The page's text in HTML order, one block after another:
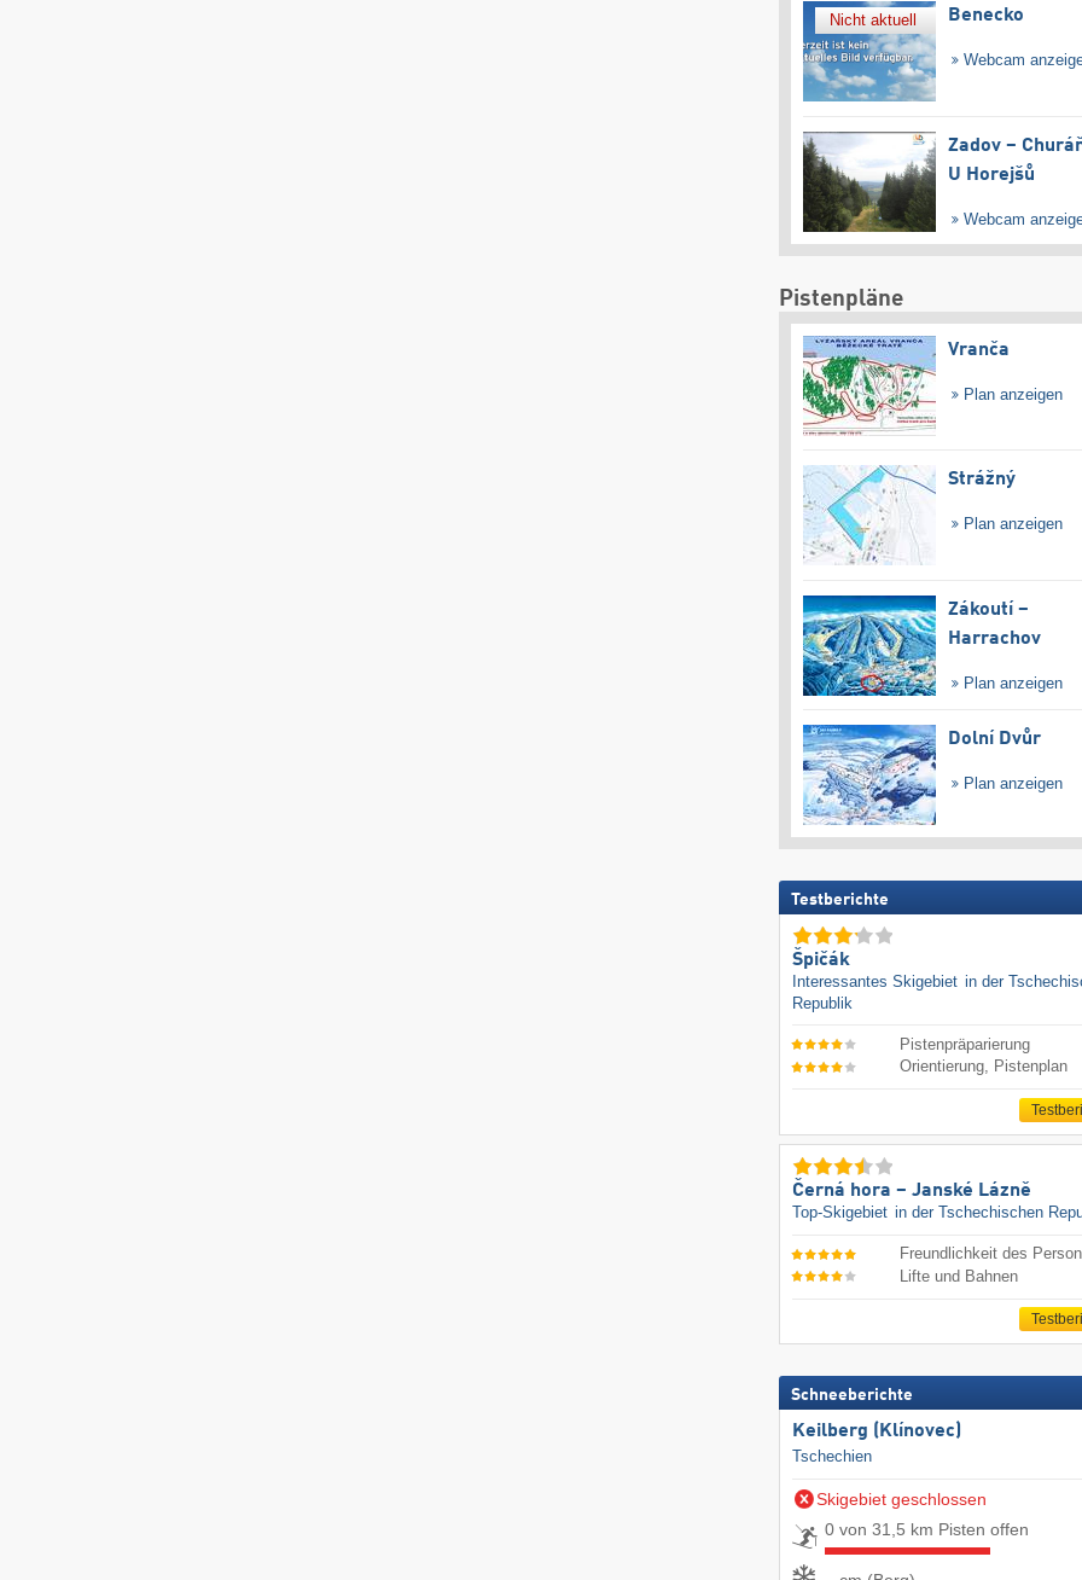
Nicht aktuell Benecko
Webcam
Zadov –
U Horejšů
Webcam
Pistenpläne
Vranča
Plan anzeigen
Strážný
Plan anzeigen
Zákoutí –
Harrachov
Plan anzeigen
Dolní Dvůr
Plan anzeigen
Testberichte
Špičák
Interessantes Skigebiet in der
Republik
Pistenpräparierung
Orientierung, Pistenplan
Černá hora – Janské Lázně
Top-Skigebiet in der Tschechischen
Freundlichkeit des
Lifte und Bahnen
Schneeberichte
Keilberg (Klínovec)
Tschechien
Skigebiet geschlossen
0 von 31,5 km Pisten offen